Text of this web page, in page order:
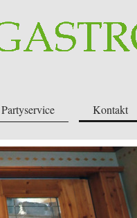
Partyservice Kontakt